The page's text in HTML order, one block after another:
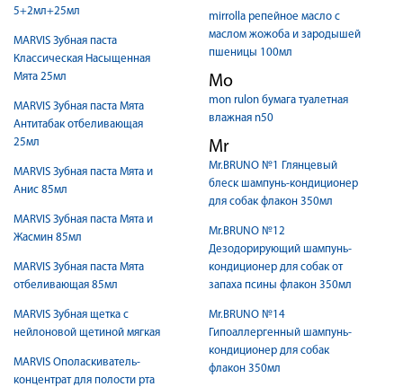
5+2мл+25мл
MARVIS Зубная паста
Классическая Насыщенная
Мята 25мл
MARVIS Зубная паста Мята
Антитабак отбеливающая
25мл
MARVIS Зубная паста Мята и
Анис 85мл
MARVIS Зубная паста Мята и
Жасмин 85мл
MARVIS Зубная паста Мята
отбеливающая 85мл
MARVIS Зубная щетка с
нейлоновой щетиной мягкая
MARVIS Ополаскиватель-
концентрат для полости рта
mirrolla репейное масло с
маслом жожоба и зародышей
пшеницы 100мл
Mo
mon rulon бумага туалетная
влажная n50
Mr
Mr.BRUNO №1 Глянцевый
блеск шампунь-кондиционер
для собак флакон 350мл
Mr.BRUNO №12
Дезодорирующий шампунь-
кондиционер для собак от
запаха псины флакон 350мл
Mr.BRUNO №14
Гипоаллергенный шампунь-
кондиционер для собак
флакон 350мл